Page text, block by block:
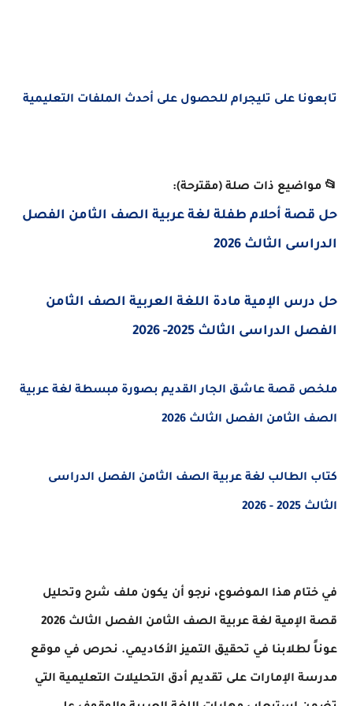
تابعونا على تليجرام للحصول على أحدث الملفات التعليمية
📂 مواضيع ذات صلة (مقترحة):
حل قصة أحلام طفلة لغة عربية الصف الثامن الفصل
الدراسى الثالث 2026
حل درس الإمية مادة اللغة العربية الصف الثامن
الفصل الدراسى الثالث 2025- 2026
ملخص قصة عاشق الجار القديم بصورة مبسطة لغة عربية
الصف الثامن الفصل الثالث 2026
كتاب الطالب لغة عربية الصف الثامن الفصل الدراسى
الثالث 2025 - 2026
في ختام هذا الموضوع، نرجو أن يكون ملف شرح وتحليل
قصة الإمية لغة عربية الصف الثامن الفصل الثالث 2026
عوناً لطلابنا في تحقيق التميز الأكاديمي. نحرص في موقع
مدرسة الإمارات على تقديم أدق التحليلات التعليمية التي